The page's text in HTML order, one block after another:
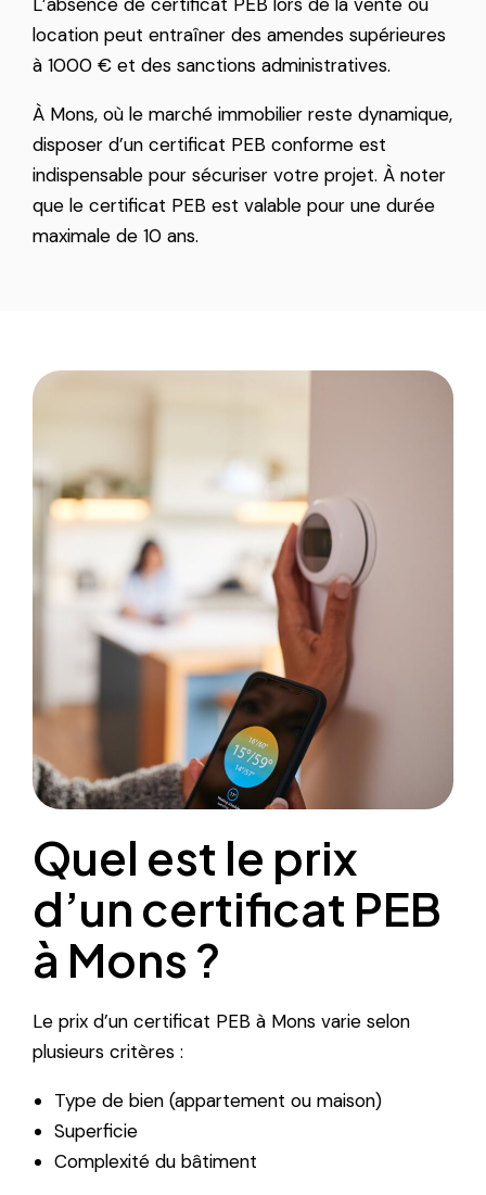
location peut entraîner des amendes supérieures
à 1000 € et des sanctions administratives.
À Mons, où le marché immobilier reste dynamique,
disposer d’un certificat PEB conforme est
indispensable pour sécuriser votre projet. À noter
que le certificat PEB est valable pour une durée
maximale de 10 ans.
Quel est le prix
d’un certificat PEB
à Mons ?
Le prix d’un certificat PEB à Mons varie selon
plusieurs critères :
Type de bien (appartement ou maison)
Superficie
Complexité du bâtiment